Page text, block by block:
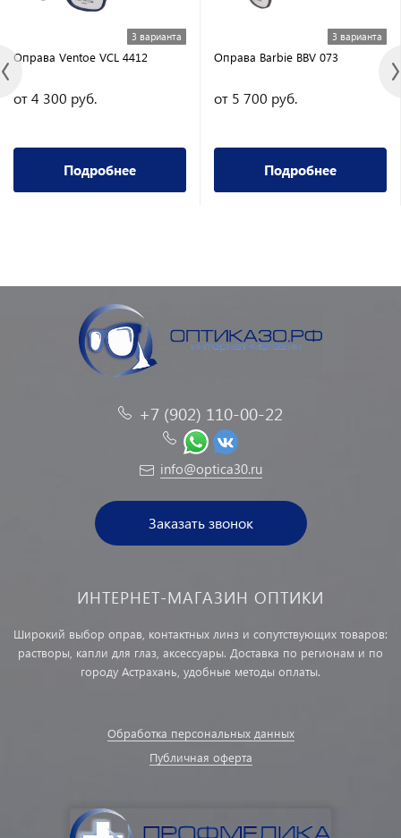
3 варианта
Оправа Ventoe VCL 4412
от 4 300 руб.
Подробнее
3 варианта
Оправа Barbie BBV 073
от 5 700 руб.
Подробнее
+7 (902) 110-00-22
info@optica30.ru
Заказать звонок
ИНТЕРНЕТ-МАГАЗИН ОПТИКИ
Широкий выбор оправ, контактных линз и сопутствующих товаров:
растворы, капли для глаз, аксессуары. Доставка по регионам и по
городу Астрахань, удобные методы оплаты.
Обработка персональных данных
Публичная оферта